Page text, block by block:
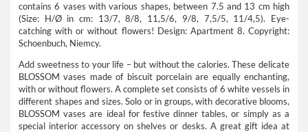
contains 6 vases with various shapes, between 7.5 and 13 cm high
(Size: H/Ø in cm: 13/7, 8/8, 11,5/6, 9/8, 7,5/5, 11/4,5). Eye-
catching with or without flowers! Design: Apartment 8. Copyright:
Schoenbuch, Niemcy.
Add sweetness to your life – but without the calories. These delicate
BLOSSOM vases made of biscuit porcelain are equally enchanting,
with or without flowers. A complete set consists of 6 white vessels in
different shapes and sizes. Solo or in groups, with decorative blooms,
BLOSSOM vases are ideal for festive dinner tables, or simply as a
special interior accessory on shelves or desks. A great gift idea at